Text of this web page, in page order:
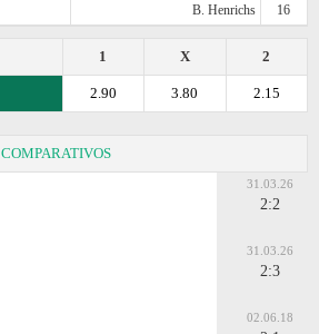
B. Henrichs
16
2
X
1
2.15
3.80
2.90
COMPARATIVOS
31.03.26
2:2
31.03.26
2:3
02.06.18